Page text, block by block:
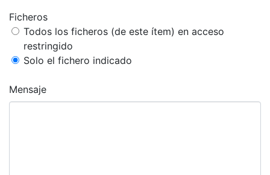
Ficheros
Todos los ficheros (de este ítem) en acceso
restringido
Solo el fichero indicado
Mensaje